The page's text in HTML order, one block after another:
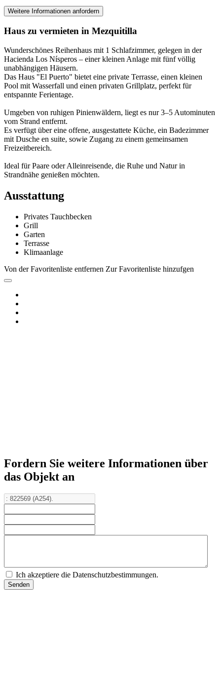
Weitere Informationen anfordern
Haus zu vermieten in Mezquitilla
Wunderschönes Reihenhaus mit 1 Schlafzimmer, gelegen in der
Hacienda Los Nísperos – einer kleinen Anlage mit fünf völlig
unabhängigen Häusern.
Das Haus "El Puerto" bietet eine private Terrasse, einen kleinen
Pool mit Wasserfall und einen privaten Grillplatz, perfekt für
entspannte Ferientage.
Umgeben von ruhigen Pinienwäldern, liegt es nur 3–5 Autominuten
vom Strand entfernt.
Es verfügt über eine offene, ausgestattete Küche, ein Badezimmer
mit Dusche en suite, sowie Zugang zu einem gemeinsamen
Freizeitbereich.
Ideal für Paare oder Alleinreisende, die Ruhe und Natur in
Strandnähe genießen möchten.
Ausstattung
Privates Tauchbecken
Grill
Garten
Terrasse
Klimaanlage
Von der Favoritenliste entfernen Zur Favoritenliste hinzufgen
Fordern Sie weitere Informationen über
das Objekt an
Ich akzeptiere die Datenschutzbestimmungen.